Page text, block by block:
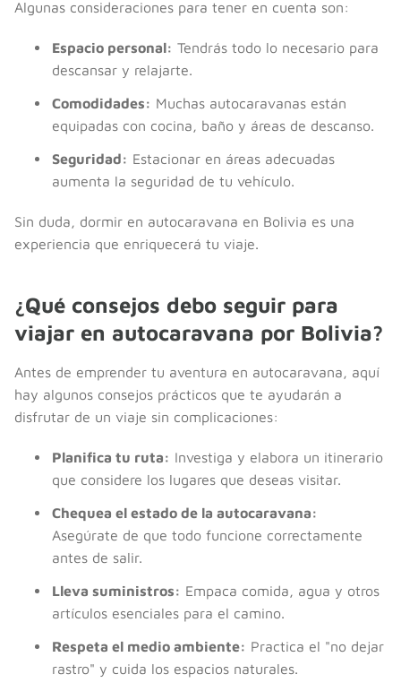
Algunas consideraciones para tener en cuenta son:
Espacio personal: Tendrás todo lo necesario para
descansar y relajarte.
Comodidades: Muchas autocaravanas están
equipadas con cocina, baño y áreas de descanso.
Seguridad: Estacionar en áreas adecuadas
aumenta la seguridad de tu vehículo.
Sin duda, dormir en autocaravana en Bolivia es una
experiencia que enriquecerá tu viaje.
¿Qué consejos debo seguir para
viajar en autocaravana por Bolivia?
Antes de emprender tu aventura en autocaravana, aquí
hay algunos consejos prácticos que te ayudarán a
disfrutar de un viaje sin complicaciones:
Planifica tu ruta: Investiga y elabora un itinerario
que considere los lugares que deseas visitar.
Chequea el estado de la autocaravana:
Asegúrate de que todo funcione correctamente
antes de salir.
Lleva suministros: Empaca comida, agua y otros
artículos esenciales para el camino.
Respeta el medio ambiente: Practica el "no dejar
rastro" y cuida los espacios naturales.